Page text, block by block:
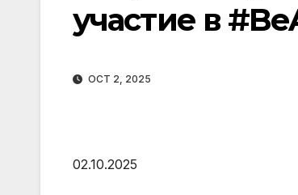
участие в
OCT 2, 2025
02.10.2025